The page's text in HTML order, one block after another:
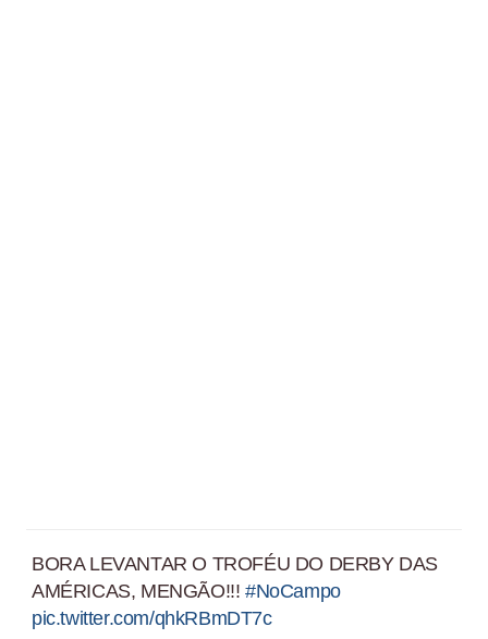
BORA LEVANTAR O TROFÉU DO DERBY DAS
AMÉRICAS, MENGÃO!!!#NoCampo
pic.twitter.com/qhkRBmDT7c